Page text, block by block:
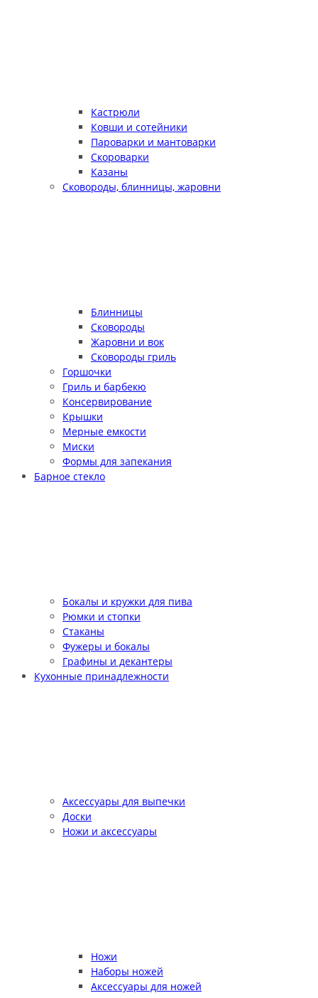
Кастрюли
Ковши и сотейники
Пароварки и мантоварки
Скороварки
Казаны
Сковороды, блинницы, жаровни
Блинницы
Сковороды
Жаровни и вок
Сковороды гриль
Горшочки
Гриль и барбекю
Консервирование
Крышки
Мерные емкости
Миски
Формы для запекания
Барное стекло
Бокалы и кружки для пива
Рюмки и стопки
Стаканы
Фужеры и бокалы
Графины и декантеры
Кухонные принадлежности
Аксессуары для выпечки
Доски
Ножи и аксессуары
Ножи
Наборы ножей
Аксессуары для ножей